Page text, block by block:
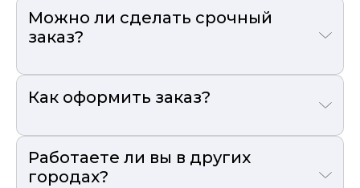
Можно ли сделать срочный
заказ?
Как оформить заказ?
Работаете ли вы в других
городах?